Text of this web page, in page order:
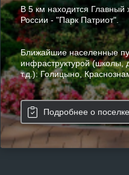
В 5 км находится
России - "Парк Патриот".
Ближайшие населенные
инфраструктурой (школы,
т.д.): Голицыно,
Подробнее о поселке